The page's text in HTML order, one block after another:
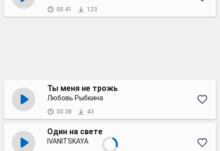
00:41 123
Ты меня не трожь
Любовь Рыбкина
00:38 43
Один на свете
IVANITSKAYA